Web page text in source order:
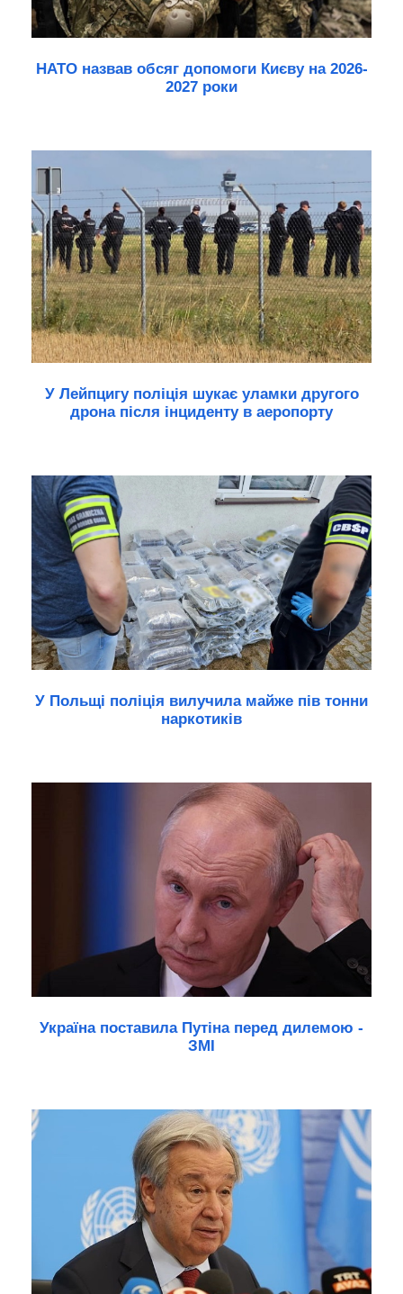
НАТО назвав обсяг допомоги Києву на 2026-
2027 роки
У Лейпцигу поліція шукає уламки другого
дрона після інциденту в аеропорту
У Польщі поліція вилучила майже пів тонни
наркотиків
Україна поставила Путіна перед дилемою -
ЗМІ